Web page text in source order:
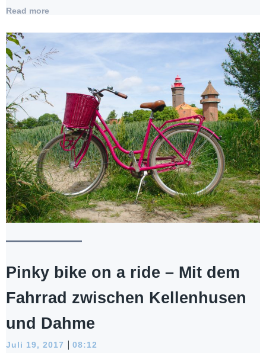
Read more
Pinky bike on a ride – Mit dem
Fahrrad zwischen Kellenhusen
und Dahme
Juli 19, 2017 | 08:12